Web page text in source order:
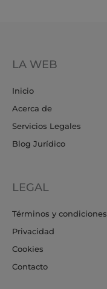
LA WEB
Inicio
Acerca de
Servicios Legales
Blog Jurídico
LEGAL
Términos y condiciones
Privacidad
Cookies
Contacto